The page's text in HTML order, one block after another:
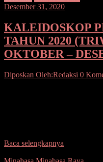
Desember 31, 2020
KALEIDOSKOP
TAHUN 2020
OKTOBER –
Diposkan Oleh:Redaksi 0
Baca selengkapnya